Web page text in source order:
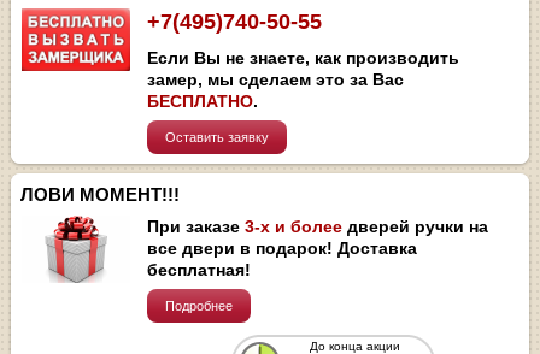
+7(495)740-50-55
Если Вы не знаете, как производить
замер, мы сделаем это за Вас
БЕСПЛАТНО.
Оставить заявку
ЛОВИ МОМЕНТ!!!
При заказе3-х и более дверей ручки на
все двери в подарок! Доставка
бесплатная!
Подробнее
До конца акции